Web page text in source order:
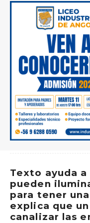
Texto ayuda
pueden
para tener
explica que
canalizar las